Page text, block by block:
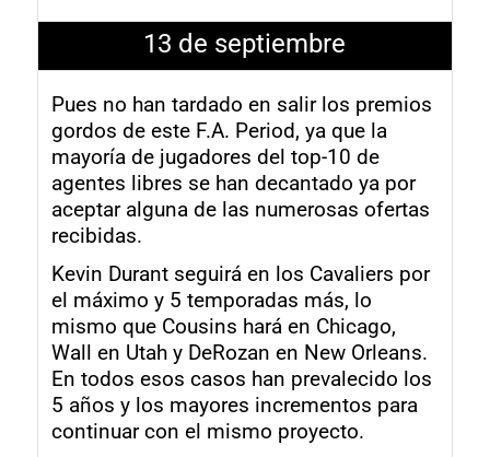
13 de septiembre
Pues no han tardado en salir los premios
gordos de este F.A. Period, ya que la
mayoría de jugadores del top-10 de
agentes libres se han decantado ya por
aceptar alguna de las numerosas ofertas
recibidas.
Kevin Durant seguirá en los Cavaliers por
el máximo y 5 temporadas más, lo
mismo que Cousins hará en Chicago,
Wall en Utah y DeRozan en New Orleans.
En todos esos casos han prevalecido los
5 años y los mayores incrementos para
continuar con el mismo proyecto.